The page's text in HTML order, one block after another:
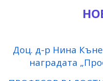
Доц. д-р Нина
наградата